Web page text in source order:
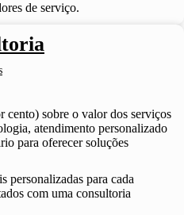
de serviço.
cento) sobre o valor dos serviços
atendimento personalizado
para oferecer soluções
personalizadas para cada
com uma consultoria